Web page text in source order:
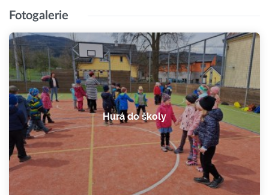
Fotogalerie
Hurá do školy